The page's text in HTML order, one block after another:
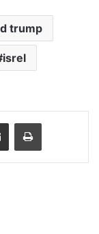
trump
isrel
Share via Email Print